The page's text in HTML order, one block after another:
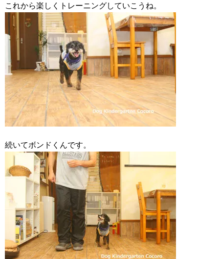
これから楽しくトレーニングしていこうね。
続いてボンドくんです。